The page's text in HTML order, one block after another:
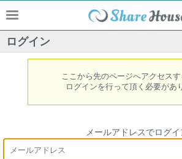
ログイン
ここから先のページへアクセスす
ログインを行って頂く必要があ
メールアドレスでログイ